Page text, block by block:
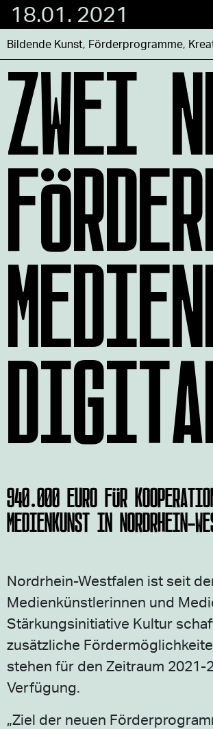
18.01. 2021
Bildende Kunst, Förderprogramme,
ZWEI
940.000 EURO FÜR
MEDIENKUNST IN NORDRHEIN-
Nordrhein-Westfalen ist seit
Medienkünstlerinnen und
Stärkungsinitiative Kultur
zusätzliche
stehen für den Zeitraum
Verfügung.
„Ziel der neuen